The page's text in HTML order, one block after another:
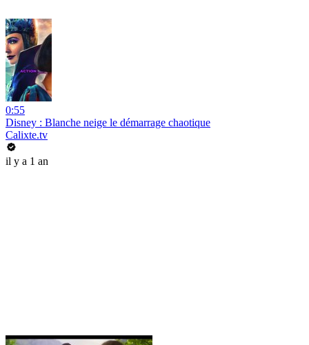
0:55
Disney : Blanche neige le démarrage chaotique
Calixte.tv
il y a 1 an